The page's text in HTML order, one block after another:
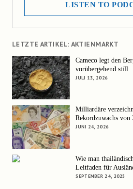
LISTEN TO
LETZTE ARTIKEL: AKTIENMARKT
Cameco legt den
vorübergehend still
JULI 13, 2026
Milliardäre
Rekordzuwachs
JUNI 24, 2026
Wie man
Leitfaden für
SEPTEMBER 24, 2025